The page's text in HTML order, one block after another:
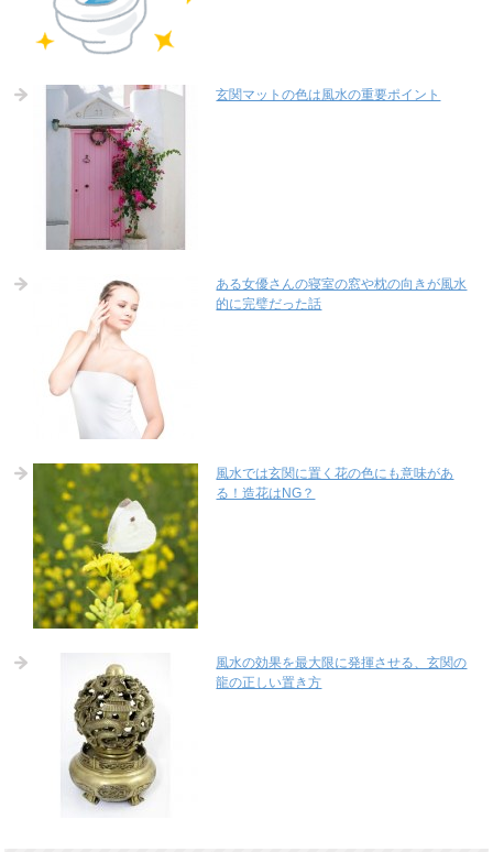
玄関マットの色は風水の重要ポイント
ある女優さんの寝室の窓や枕の向きが風水
的に完璧だった話
風水では玄関に置く花の色にも意味があ
る！造花はNG？
風水の効果を最大限に発揮させる、玄関の
龍の正しい置き方